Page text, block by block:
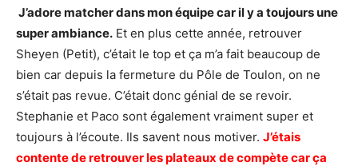
J’adore matcher dans mon équipe car il y a toujours une
super ambiance. Et en plus cette année, retrouver
Sheyen (Petit), c’était le top et ça m’a fait beaucoup de
bien car depuis la fermeture du Pôle de Toulon, on ne
s’était pas revue. C’était donc génial de se revoir.
Stephanie et Paco sont également vraiment super et
toujours à l’écoute. Ils savent nous motiver. J’étais
contente de retrouver les plateaux de compète car ça